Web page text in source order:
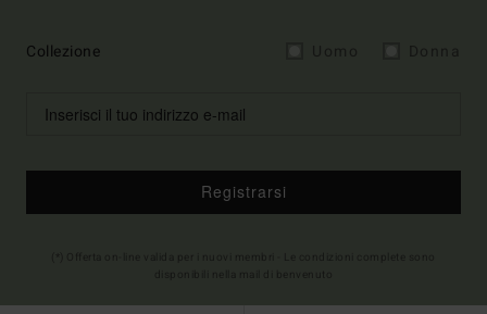
Collezione
Registrarsi